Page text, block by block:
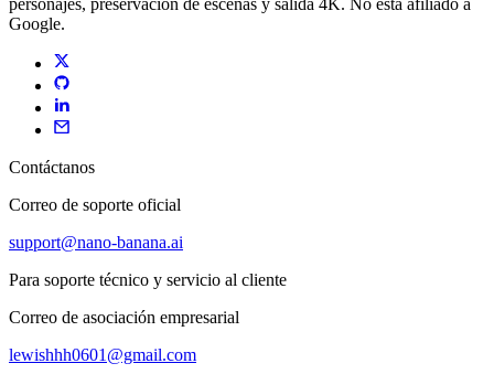
Google.
Contáctanos
Correo de soporte oficial
support@nano-banana.ai
Para soporte técnico y servicio al cliente
Correo de asociación empresarial
lewishhh0601@gmail.com